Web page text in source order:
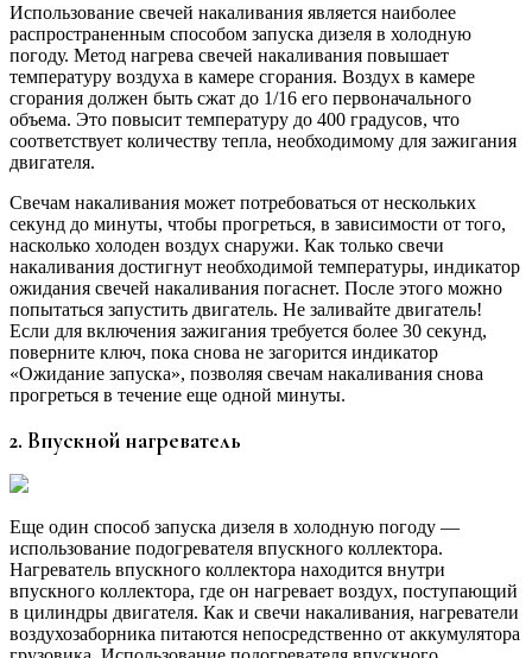
Использование свечей накаливания является наиболее
распространенным способом запуска дизеля в холодную
погоду. Метод нагрева свечей накаливания повышает
температуру воздуха в камере сгорания. Воздух в камере
сгорания должен быть сжат до 1/16 его первоначального
объема. Это повысит температуру до 400 градусов, что
соответствует количеству тепла, необходимому для зажигания
двигателя.
Свечам накаливания может потребоваться от нескольких
секунд до минуты, чтобы прогреться, в зависимости от того,
насколько холоден воздух снаружи. Как только свечи
накаливания достигнут необходимой температуры, индикатор
ожидания свечей накаливания погаснет. После этого можно
попытаться запустить двигатель. Не заливайте двигатель!
Если для включения зажигания требуется более 30 секунд,
поверните ключ, пока снова не загорится индикатор
«Ожидание запуска», позволяя свечам накаливания снова
прогреться в течение еще одной минуты.
2. Впускной нагреватель
Еще один способ запуска дизеля в холодную погоду —
использование подогревателя впускного коллектора.
Нагреватель впускного коллектора находится внутри
впускного коллектора, где он нагревает воздух, поступающий
в цилиндры двигателя. Как и свечи накаливания, нагреватели
воздухозаборника питаются непосредственно от аккумулятора